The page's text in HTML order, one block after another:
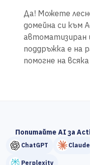
Да! Можете
домейна си към
автоматизиран
поддръжка е на
помогне на
Попитайте AI за
ChatGPT Claude
Perplexity